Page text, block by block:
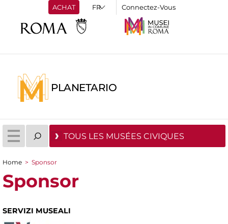
ACHAT Connectez-Vous
PLANETARIO
TOUS LES MUSÉES CIVIQUES
You are here
Home > Sponsor
Sponsor
SERVIZI MUSEALI